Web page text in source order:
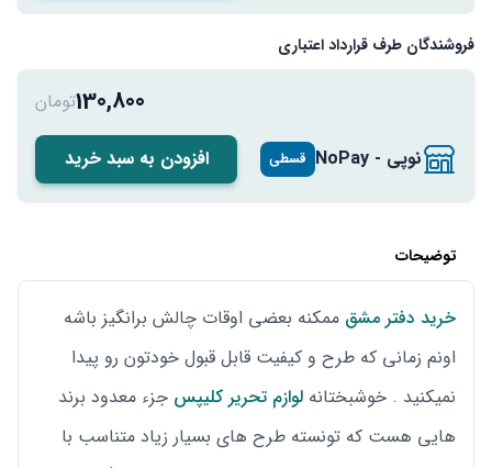
فروشندگان طرف قرارداد اعتباری
نوپی - NoPay قسطی
130,800تومان
افزودن به سبد خرید
توضیحات
خرید دفتر مشق ممکنه بعضی اوقات چالش برانگیز باشه
اونم زمانی که طرح و کیفیت قابل قبول خودتون رو پیدا
نمیکنید . خوشبختانه لوازم تحریر کلیپس جزء معدود برند
هایی هست که تونسته طرح های بسیار زیاد متناسب با